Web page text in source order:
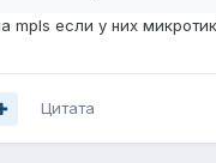
править? Со временем
mpls если у них
Цитата